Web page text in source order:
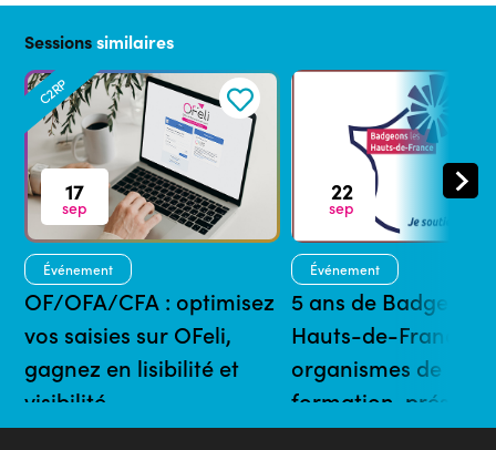
Sessionssimilaires
C2RP
17
sep
Événement
OF/OFA/CFA : optimisez
vos saisies sur OFeli,
gagnez en lisibilité et
visibilité
17/09/2026 |
22
sep
Événement
5 ans de Badgeons
Hauts-de-France :
organismes de
formation,
votre projet Open